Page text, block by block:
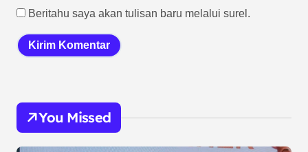
Beritahu saya akan tulisan baru melalui surel.
You Missed